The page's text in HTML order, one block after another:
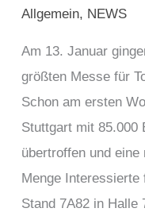
Allgemein, NEWS
Am 13. Januar
größten Messe für
Schon am ersten
Stuttgart mit 85.000
übertroffen und
Menge Interessierte
Stand 7A82 in Halle